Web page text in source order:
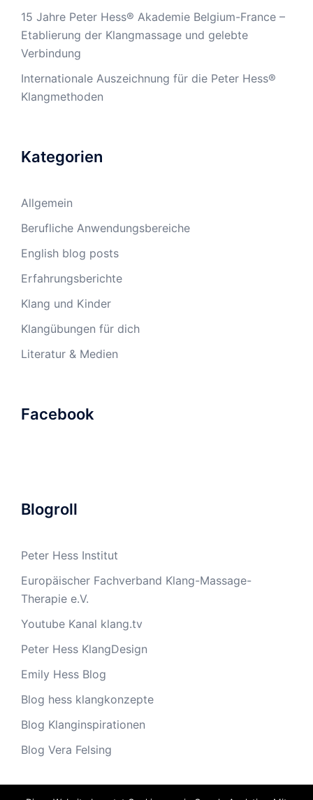
15 Jahre Peter Hess® Akademie Belgium-France –
Etablierung der Klangmassage und gelebte
Verbindung
Internationale Auszeichnung für die Peter Hess®
Klangmethoden
Kategorien
Allgemein
Berufliche Anwendungsbereiche
English blog posts
Erfahrungsberichte
Klang und Kinder
Klangübungen für dich
Literatur & Medien
Facebook
Blogroll
Peter Hess Institut
Europäischer Fachverband Klang-Massage-
Therapie e.V.
Youtube Kanal klang.tv
Peter Hess KlangDesign
Emily Hess Blog
Blog hess klangkonzepte
Blog Klanginspirationen
Blog Vera Felsing